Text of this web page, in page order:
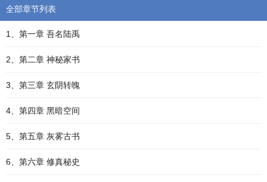
全部章节列表
1、第一章 吾名陆禹
2、第二章 神秘家书
3、第三章 玄阴转魄
4、第四章 黑暗空间
5、第五章 灰雾古书
6、第六章 修真秘史